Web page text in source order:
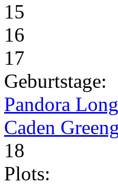
15
16
17
Geburtstage:
Pandora
Caden
18
Plots: